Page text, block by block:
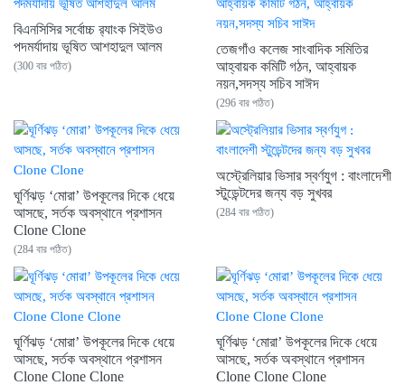
বিএনসিসির সর্বোচ্চ র‌্যাংক সিইউও
পদমর্যাদায় ভূষিত আশহাদুল আলম
(300 বার পঠিত)
তেজগাঁও কলেজ সাংবাদিক সমিতির
আহ্বায়ক কমিটি গঠন, আহ্বায়ক
নয়ন,সদস্য সচিব সাঈদ
(296 বার পঠিত)
ঘূর্ণিঝড় ‘মোরা’ উপকূলের দিকে ধেয়ে
আসছে, সর্তক অবস্থানে প্রশাসন
Clone Clone
(284 বার পঠিত)
অস্ট্রেলিয়ার ভিসার স্বর্ণযুগ : বাংলাদেশী
স্টুডেন্টদের জন্য বড় সুখবর
(284 বার পঠিত)
ঘূর্ণিঝড় ‘মোরা’ উপকূলের দিকে ধেয়ে
আসছে, সর্তক অবস্থানে প্রশাসন
Clone Clone Clone
ঘূর্ণিঝড় ‘মোরা’ উপকূলের দিকে ধেয়ে
আসছে, সর্তক অবস্থানে প্রশাসন
Clone Clone Clone